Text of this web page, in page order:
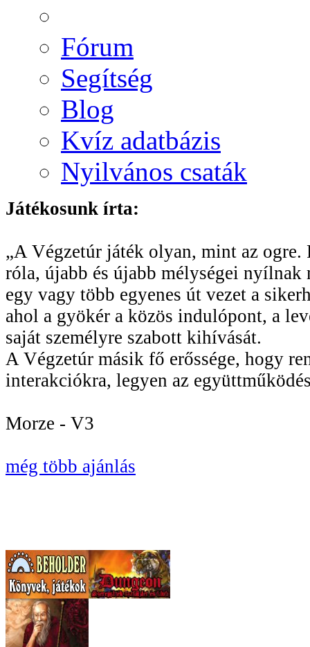
Fórum
Segítség
Blog
Kvíz adatbázis
Nyilvános csaták
Játékosunk írta:
„A Végzetúr játék olyan, mint az
róla, újabb és újabb mélységei
egy vagy több egyenes út vezet a
ahol a gyökér a közös indulópont, a
saját személyre szabott kihívását.
A Végzetúr másik fő erőssége, hogy
interakciókra, legyen az
Morze - V3
még több ajánlás